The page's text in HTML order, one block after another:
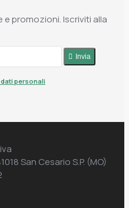
promozioni. Iscriviti alla
Invia
personali
San Cesario S.P. (MO)